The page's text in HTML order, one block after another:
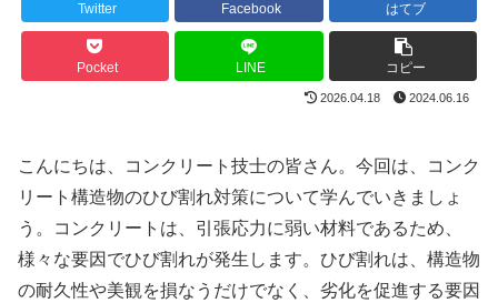
Twitter Facebook はてブ
Pocket LINE コピー
2026.04.18 2024.06.16
こんにちは、コンクリート技士の皆さん。今回は、コンク
リート構造物のひび割れ対策について学んでいきましょ
う。コンクリートは、引張応力に弱い材料であるため、
様々な要因でひび割れが発生します。ひび割れは、構造物
の耐久性や美観を損なうだけでなく、劣化を促進する要因